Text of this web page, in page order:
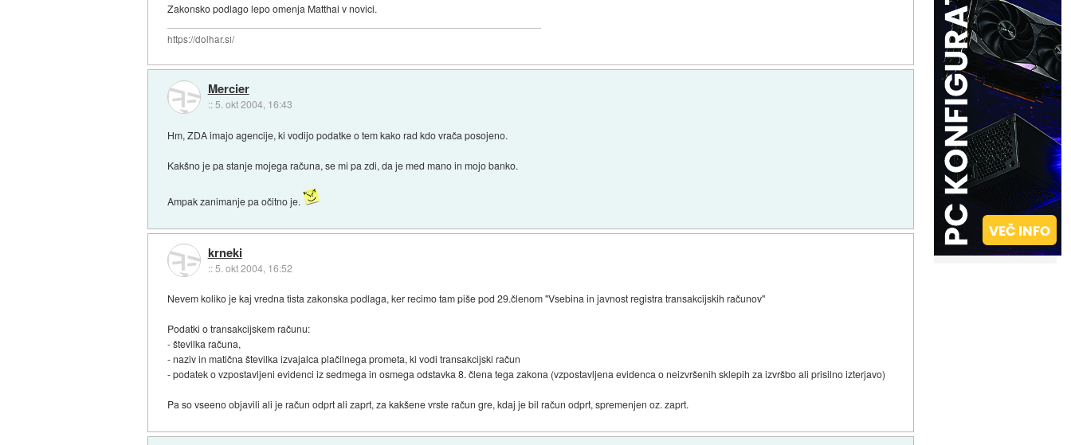
Zakonsko podlago lepo omenja Matthai v novici.
https://dolhar.si/
Mercier
:: 5. okt 2004, 16:43
Hm, ZDA imajo agencije, ki vodijo podatke o tem kako rad kdo vrača posojeno.
Kakšno je pa stanje mojega računa, se mi pa zdi, da je med mano in mojo banko.
Ampak zanimanje pa očitno je.
krneki
::5. okt 2004, 16:52
Nevem koliko je kaj vredna tista zakonska podlaga, ker recimo tam piše pod 29.členom "Vsebina in javnost registra transakcijskih računov"
Podatki o transakcijskem računu:
- številka računa,
- naziv in matična številka izvajalca plačilnega prometa, ki vodi transakcijski račun
- podatek o vzpostavljeni evidenci iz sedmega in osmega odstavka 8. člena tega zakona (vzpostavljena evidenca o neizvršenih sklepih za izvršbo ali prisilno izterjavo)
Pa so vseeno objavili ali je račun odprt ali zaprt, za kakšene vrste račun gre, kdaj je bil račun odprt, spremenjen oz. zaprt.